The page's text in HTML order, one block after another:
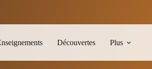
Découvertes Plus